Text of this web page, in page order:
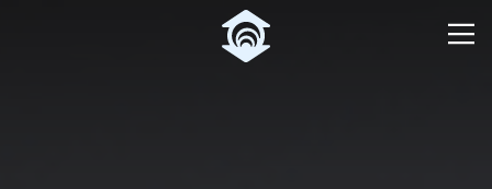
Pular para o Conteúdo principal